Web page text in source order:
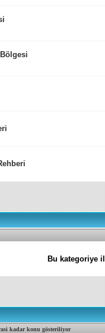
Bu kategoriye
kadar konu gösteriliyor